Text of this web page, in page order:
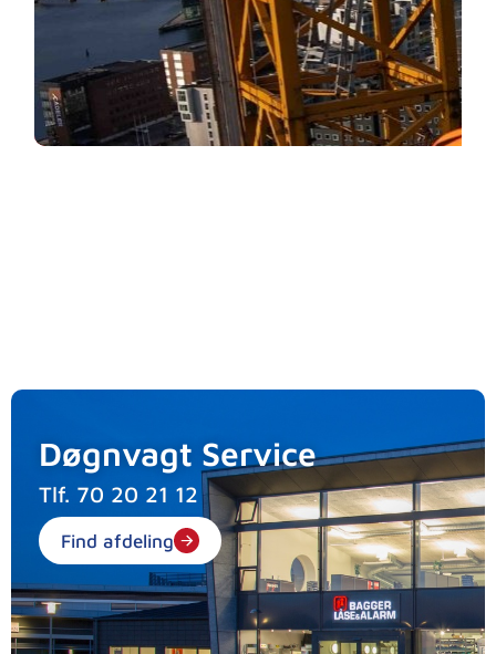
Døgnvagt Service
Tlf. 70 20 21 12
Find afdeling